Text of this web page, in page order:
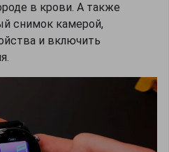
в крови. А также
снимок камерой,
и включить